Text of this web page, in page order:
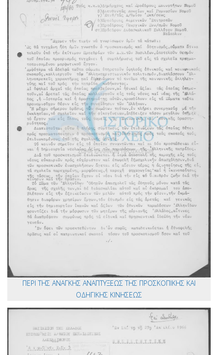
ΠΕΡΙ ΤΗΣ ΑΝΑΓΚΗΣ ΑΝΑΠΤΥΞΕΩΣ ΤΗΣ ΠΡΟΣΚΟΠΙΚΗΣ ΚΑΙ
ΟΔΗΓΙΚΗΣ ΚΙΝΗΣΕΩΣ